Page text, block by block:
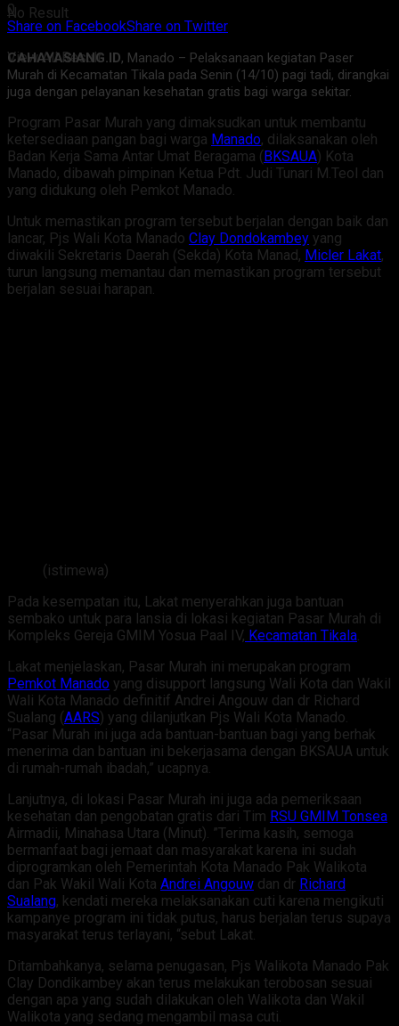
No Result
View All Result
0
Share on FacebookShare on Twitter
CAHAYASIANG.ID, Manado – Pelaksanaan kegiatan Paser
Murah di Kecamatan Tikala pada Senin (14/10) pagi tadi, dirangkai
juga dengan pelayanan kesehatan gratis bagi warga sekitar.
Program Pasar Murah yang dimaksudkan untuk membantu
ketersediaan pangan bagi warga Manado, dilaksanakan oleh
Badan Kerja Sama Antar Umat Beragama (BKSAUA) Kota
Manado, dibawah pimpinan Ketua Pdt. Judi Tunari M.Teol dan
yang didukung oleh Pemkot Manado.
Untuk memastikan program tersebut berjalan dengan baik dan
lancar, Pjs Wali Kota Manado Clay Dondokambey yang
diwakili Sekretaris Daerah (Sekda) Kota Manad, Micler Lakat,
turun langsung memantau dan memastikan program tersebut
berjalan sesuai harapan.
(istimewa)
Pada kesempatan itu, Lakat menyerahkan juga bantuan
sembako untuk para lansia di lokasi kegiatan Pasar Murah di
Kompleks Gereja GMIM Yosua Paal IV, Kecamatan Tikala.
Lakat menjelaskan, Pasar Murah ini merupakan program
Pemkot Manado yang disupport langsung Wali Kota dan Wakil
Wali Kota Manado definitif Andrei Angouw dan dr Richard
Sualang (AARS) yang dilanjutkan Pjs Wali Kota Manado.
“Pasar Murah ini juga ada bantuan-bantuan bagi yang berhak
menerima dan bantuan ini bekerjasama dengan BKSAUA untuk
di rumah-rumah ibadah,” ucapnya.
Lanjutnya, di lokasi Pasar Murah ini juga ada pemeriksaan
kesehatan dan pengobatan gratis dari Tim RSU GMIM Tonsea
Airmadii, Minahasa Utara (Minut). ”Terima kasih, semoga
bermanfaat bagi jemaat dan masyarakat karena ini sudah
diprogramkan oleh Pemerintah Kota Manado Pak Walikota
dan Pak Wakil Wali Kota Andrei Angouw dan dr Richard
Sualang, kendati mereka melaksanakan cuti karena mengikuti
kampanye program ini tidak putus, harus berjalan terus supaya
masyarakat terus terlayani, “sebut Lakat.
Ditambahkanya, selama penugasan, Pjs Walikota Manado Pak
Clay Dondikambey akan terus melakukan terobosan sesuai
dengan apa yang sudah dilakukan oleh Walikota dan Wakil
Walikota yang sedang mengambil masa cuti.